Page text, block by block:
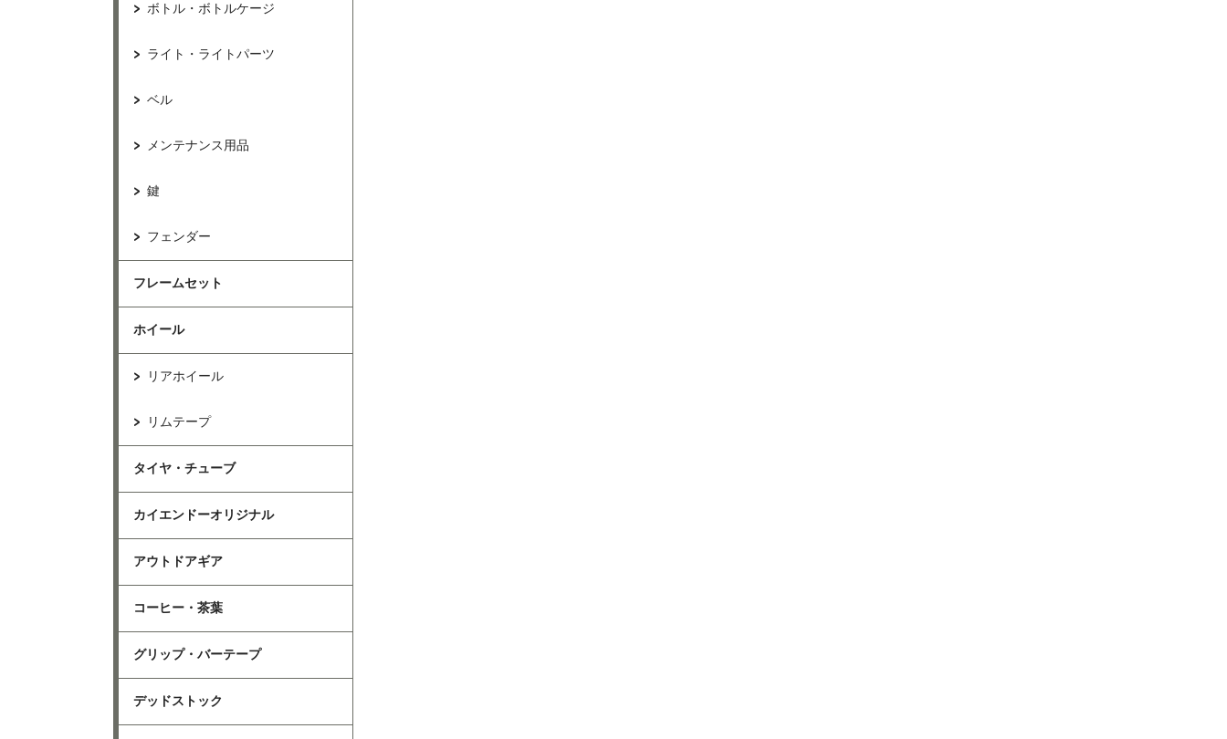
ボトル・ボトルケージ
ライト・ライトパーツ
ベル
メンテナンス用品
鍵
フェンダー
フレームセット
ホイール
リアホイール
リムテープ
タイヤ・チューブ
カイエンドーオリジナル
アウトドアギア
コーヒー・茶葉
グリップ・バーテープ
デッドストック